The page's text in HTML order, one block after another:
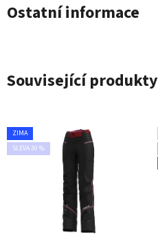
Ostatní informace
Související produkty
ZIMA
SLEVA 30 %